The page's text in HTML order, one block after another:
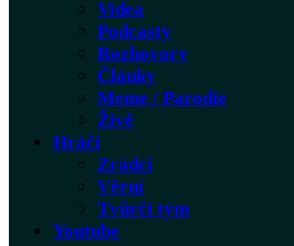
Videa
Podcasty
Rozhovory
Články
Meme / Parodie
Živě
Hráči
Zrádci
Věrní
Tvůrčí tým
Youtube